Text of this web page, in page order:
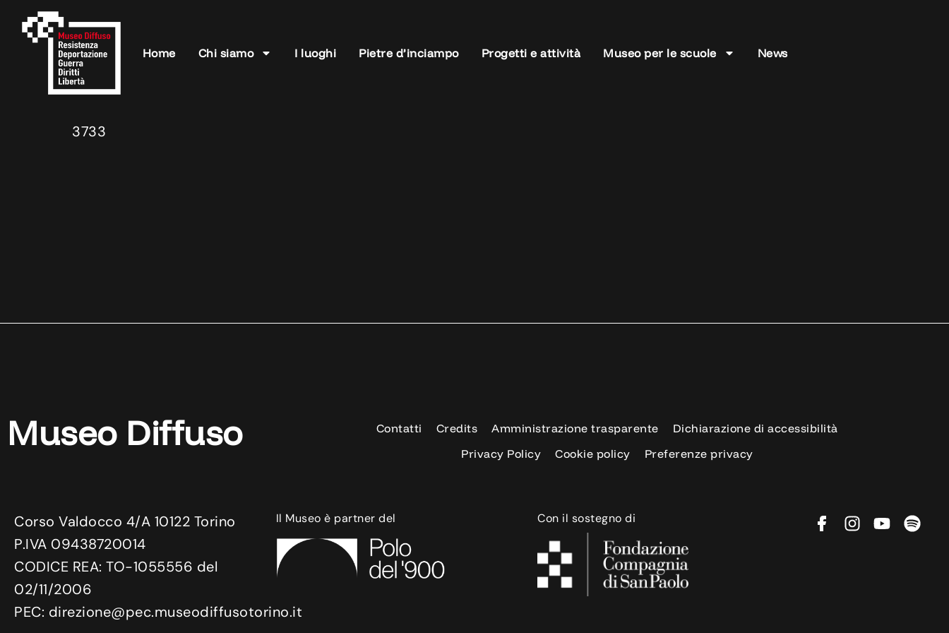
Home Chi siamo I luoghi Pietre d’inciampo Progetti e attività Museo per le scuole News
3733
Museo Diffuso Contatti Credits Amministrazione trasparente
Dichiarazione di accessibilità
Privacy Policy
Cookie policy Preferenze privacy
Corso Valdocco 4/A 10122 Torino
P.IVA 09438720014
CODICE REA: TO-1055556 del
02/11/2006
PEC: direzione@pec.museodiffusotorino.it
Il Museo è partner del Con il sostegno di